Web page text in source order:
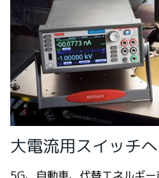
大電流用スイッチ